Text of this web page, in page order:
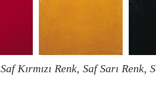
Saf Kırmızı Renk, Saf Sarı Renk,